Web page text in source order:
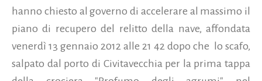
hanno chiesto al governo di accelerare al massimo il
piano di recupero del relitto della nave, affondata
venerdì 13 gennaio 2012 alle 21 42 dopo che lo scafo,
salpato dal porto di Civitavecchia per la prima tappa